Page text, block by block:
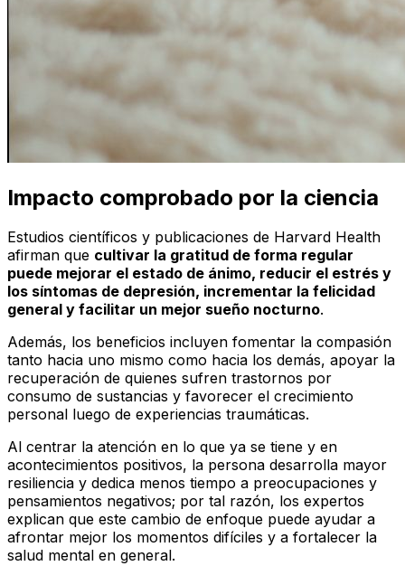
Impacto comprobado por la ciencia
Estudios científicos y publicaciones de Harvard Health
afirman que cultivar la gratitud de forma regular
puede mejorar el estado de ánimo, reducir el estrés y
los síntomas de depresión, incrementar la felicidad
general y facilitar un mejor sueño nocturno.
Además, los beneficios incluyen fomentar la compasión
tanto hacia uno mismo como hacia los demás, apoyar la
recuperación de quienes sufren trastornos por
consumo de sustancias y favorecer el crecimiento
personal luego de experiencias traumáticas.
Al centrar la atención en lo que ya se tiene y en
acontecimientos positivos, la persona desarrolla mayor
resiliencia y dedica menos tiempo a preocupaciones y
pensamientos negativos; por tal razón, los expertos
explican que este cambio de enfoque puede ayudar a
afrontar mejor los momentos difíciles y a fortalecer la
salud mental en general.